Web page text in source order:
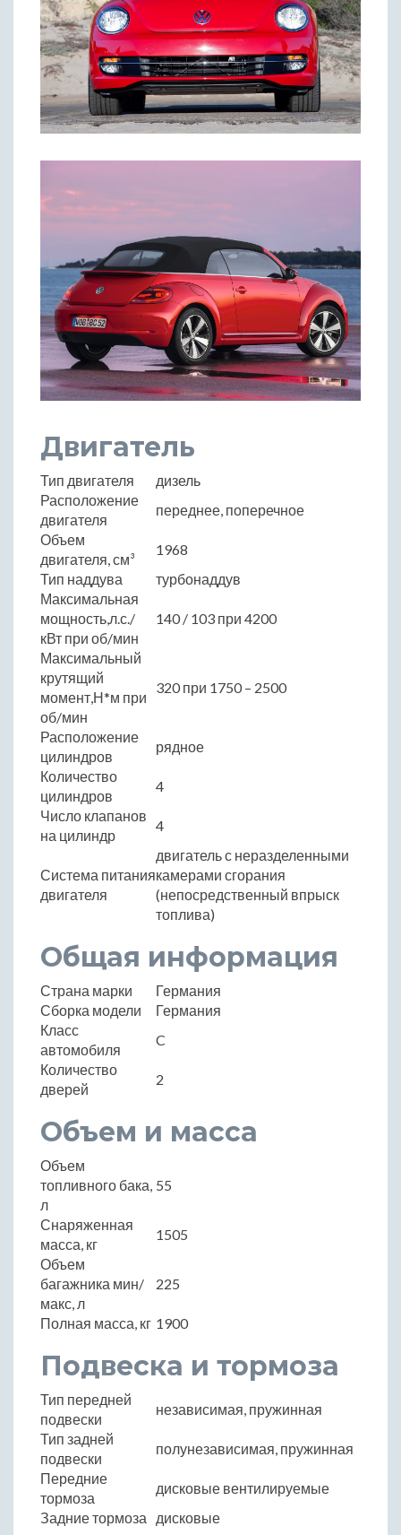
Двигатель
Тип двигателя
дизель
Расположение
двигателя
переднее, поперечное
Объем
двигателя, см³
1968
Тип наддува
турбонаддув
Максимальная
мощность,л.с./
кВт при об/мин
140 / 103 при 4200
Максимальный
крутящий
момент,Н*м при
об/мин
320 при 1750 – 2500
Расположение
цилиндров
рядное
Количество
цилиндров
4
Число клапанов
на цилиндр
4
Система питания
двигателя
двигатель с неразделенными
камерами сгорания
(непосредственный впрыск
топлива)
Общая информация
Страна марки
Германия
Сборка модели
Германия
Класс
автомобиля
C
Количество
дверей
2
Объем и масса
Объем
топливного бака,
л
55
Снаряженная
масса, кг
1505
Объем
багажника мин/
макс, л
225
Полная масса, кг 1900
Подвеска и тормоза
Тип передней
подвески
независимая, пружинная
Тип задней
подвески
полунезависимая, пружинная
Передние
тормоза
дисковые вентилируемые
Задние тормоза
дисковые